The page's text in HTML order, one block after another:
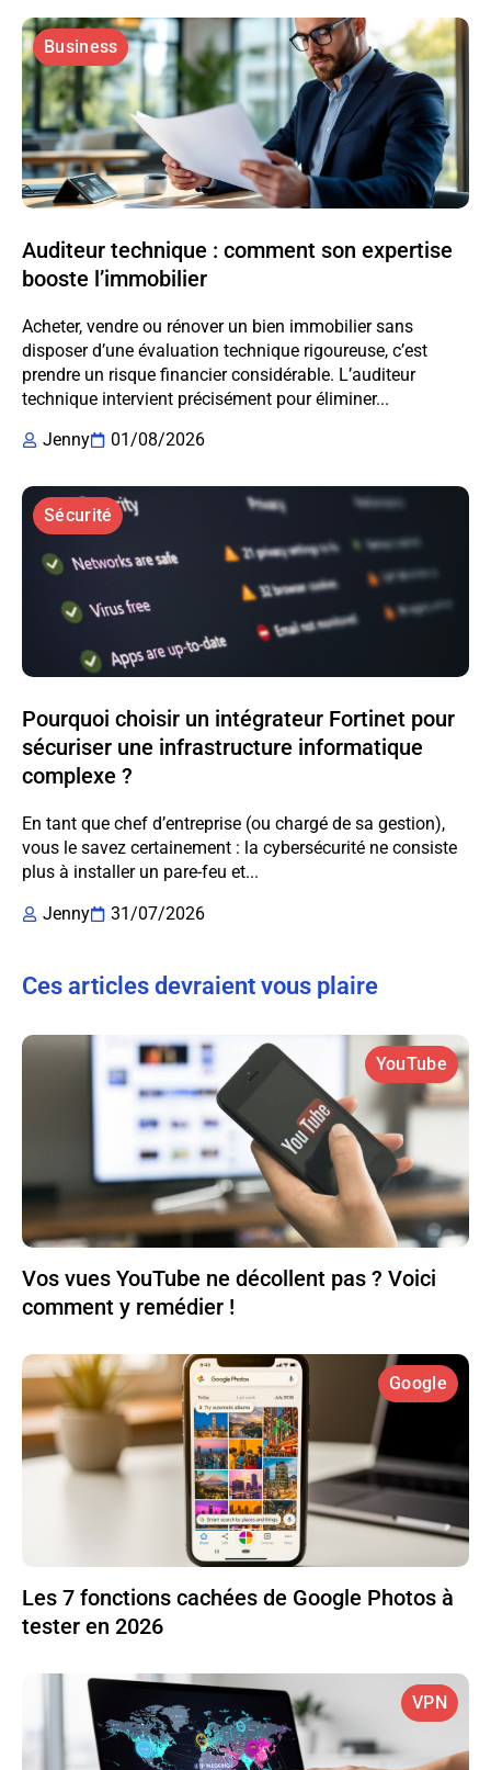
Business
Auditeur technique : comment son expertise
booste l’immobilier
Acheter, vendre ou rénover un bien immobilier sans
disposer d’une évaluation technique rigoureuse, c’est
prendre un risque financier considérable. L’auditeur
technique intervient précisément pour éliminer...
Jenny
01/08/2026
Sécurité
Pourquoi choisir un intégrateur Fortinet pour
sécuriser une infrastructure informatique
complexe ?
En tant que chef d’entreprise (ou chargé de sa gestion),
vous le savez certainement : la cybersécurité ne consiste
plus à installer un pare-feu et...
Jenny
31/07/2026
Ces articles devraient vous plaire
YouTube
Vos vues YouTube ne décollent pas ? Voici
comment y remédier !
Google
Les 7 fonctions cachées de Google Photos à
tester en 2026
VPN